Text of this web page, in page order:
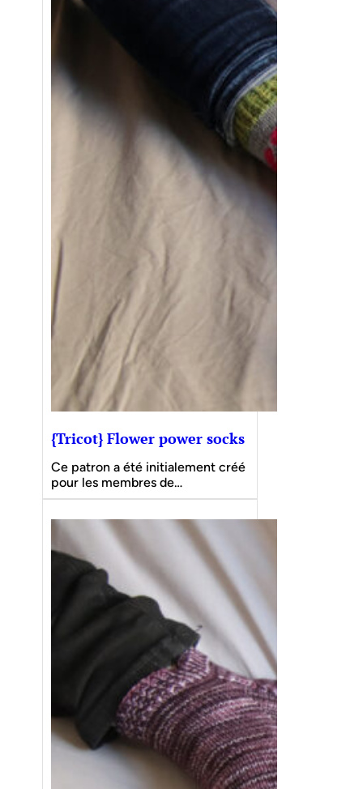
{Tricot} Flower power socks
Ce patron a été initialement créé
pour les membres de…